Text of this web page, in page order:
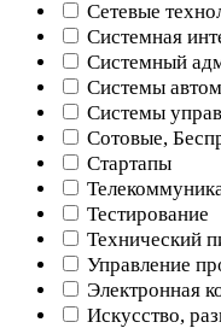
Сетевые
Системная
Системный
Системы
Системы
Сотовые,
Стартапы
Тестирование
Технический
Управление
Электронная
Искусство,